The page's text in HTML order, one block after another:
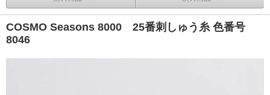
COSMO Seasons 8000 25番刺しゅう糸 色番号
8046